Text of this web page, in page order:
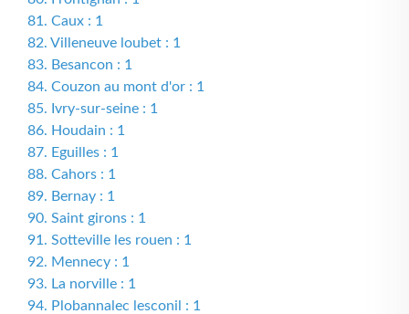
81. Caux : 1
82. Villeneuve loubet : 1
83. Besancon : 1
84. Couzon au mont d'or : 1
85. Ivry-sur-seine : 1
86. Houdain : 1
87. Eguilles : 1
88. Cahors : 1
89. Bernay : 1
90. Saint girons : 1
91. Sotteville les rouen : 1
92. Mennecy : 1
93. La norville : 1
94. Plobannalec lesconil : 1